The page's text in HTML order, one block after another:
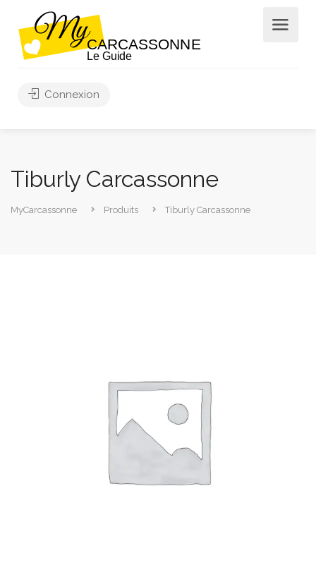
Connexion
Tiburly Carcassonne
MyCarcassonne Produits Tiburly Carcassonne